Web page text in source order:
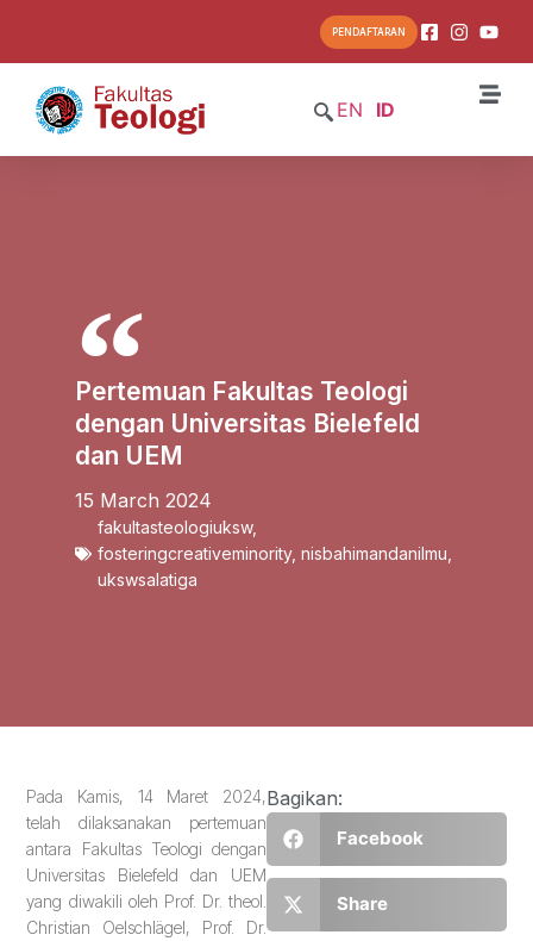
PENDAFTARAN
EN ID
Pertemuan Fakultas Teologi
dengan Universitas Bielefeld
dan UEM
15 March 2024
fakultasteologiuksw,
fosteringcreativeminority, nisbahimandanilmu
ukswsalatiga
Pada Kamis, 14 Maret 2024,
telah dilaksanakan pertemuan
antara Fakultas Teologi dengan
Universitas Bielefeld dan UEM
yang diwakili oleh Prof. Dr. theol.
Christian Oelschlägel, Prof. Dr.
Bagikan:
Facebook
Share